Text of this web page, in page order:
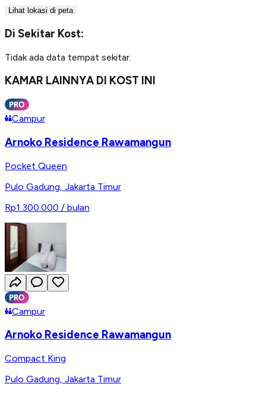
Lihat lokasi di peta
Di Sekitar Kost:
Tidak ada data tempat sekitar.
KAMAR LAINNYA DI KOST INI
Campur
Arnoko Residence Rawamangun
Pocket Queen
Pulo Gadung Jakarta Timur
Rp1.300.000 / bulan
Campur
Arnoko Residence Rawamangun
Compact King
Pulo Gadung, Jakarta Timur